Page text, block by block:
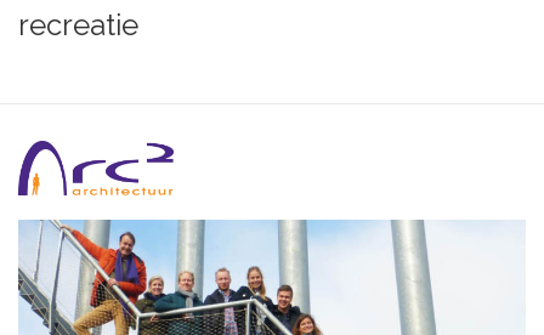
recreatie